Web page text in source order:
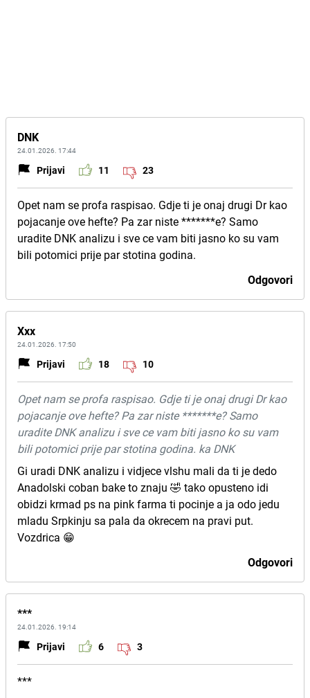
DNK
24.01.2026. 17:44
Prijavi 11 23
Opet nam se profa raspisao. Gdje ti je onaj drugi Dr kao
pojacanje ove hefte? Pa zar niste *******e? Samo
uradite DNK analizu i sve ce vam biti jasno ko su vam
bili potomici prije par stotina godina.
Odgovori
Xxx
24.01.2026. 17:50
Prijavi 18 10
Opet nam se profa raspisao. Gdje ti je onaj drugi Dr kao
pojacanje ove hefte? Pa zar niste *******e? Samo
uradite DNK analizu i sve ce vam biti jasno ko su vam
bili potomici prije par stotina godina. ka DNK
Gi uradi DNK analizu i vidjece vlshu mali da ti je dedo
Anadolski coban bake to znaju 🤣 tako opusteno idi
obidzi krmad ps na pink farma ti pocinje a ja odo jedu
mladu Srpkinju sa pala da okrecem na pravi put.
Vozdrica 😁
Odgovori
***
24.01.2026. 19:14
Prijavi 6 3
***